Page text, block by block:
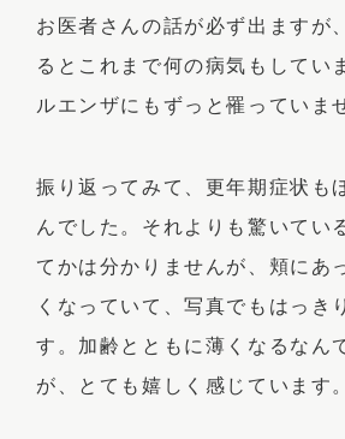
お医者さんの話が必ず出ますが
るとこれまで何の病気もしてい
ルエンザにもずっと罹っていま
振り返ってみて、更年期症状も
んでした。それよりも驚いてい
てかは分かりませんが、頬にあ
くなっていて、写真でもはっき
す。加齢とともに薄くなるなん
が、とても嬉しく感じています。